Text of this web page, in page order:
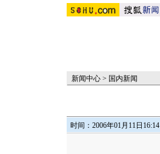
新闻中心 > 国内新闻
时间：2006年01月11日16:14